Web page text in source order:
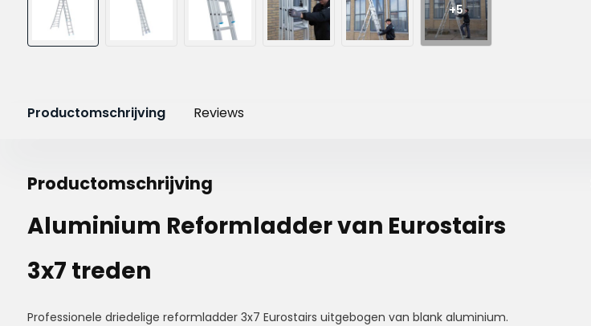
+5
Productomschrijving Reviews
Productomschrijving
Aluminium Reformladder van Eurostairs
3x7 treden
Professionele driedelige reformladder 3x7 Eurostairs uitgebogen van blank aluminium.